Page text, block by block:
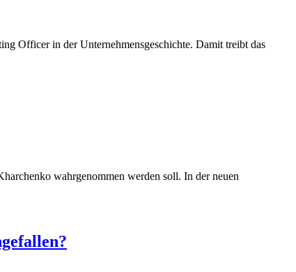
Officer in der Unternehmensgeschichte. Damit treibt das
wahrgenommen werden soll. In der neuen